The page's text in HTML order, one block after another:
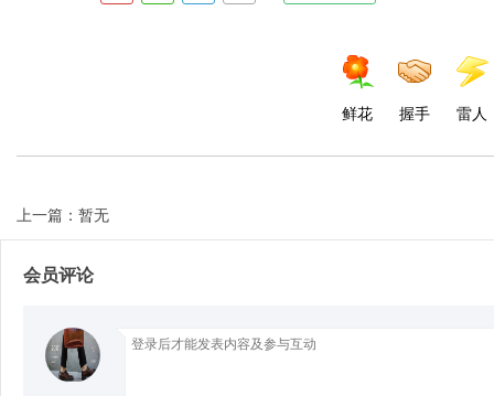
d
鲜花 握手 雷人
上一篇：暂无
会员评论